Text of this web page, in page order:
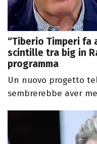
“Tiberio Timperi fa
scintille tra big in
programma
Un nuovo progetto
sembrerebbe aver